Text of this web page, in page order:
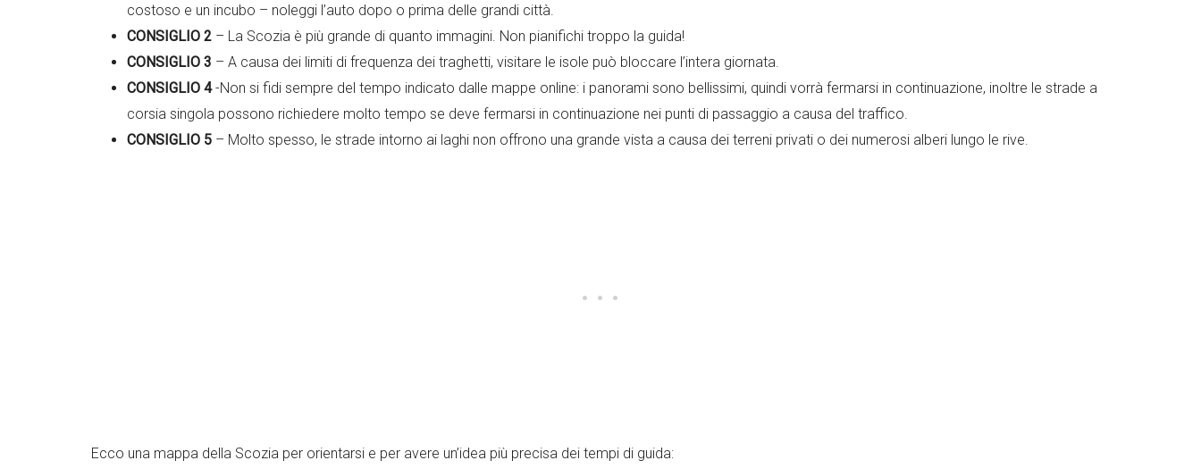
costoso e un incubo – noleggi l’auto dopo o prima delle grandi città.
CONSIGLIO 2 – La Scozia è più grande di quanto immagini. Non pianifichi troppo la guida!
CONSIGLIO 3 – A causa dei limiti di frequenza dei traghetti, visitare le isole può bloccare l’intera giornata.
CONSIGLIO 4-Non si fidi sempre del tempo indicato dalle mappe online: i panorami sono bellissimi, quindi vorrà fermarsi in continuazione, inoltre le strade a
corsia singola possono richiedere molto tempo se deve fermarsi in continuazione nei punti di passaggio a causa del traffico.
CONSIGLIO 5 – Molto spesso, le strade intorno ai laghi non offrono una grande vista a causa dei terreni privati o dei numerosi alberi lungo le rive.
Ecco una mappa della Scozia per orientarsi e per avere un’idea più precisa dei tempi di guida: